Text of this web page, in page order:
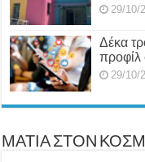
29/10/
Δέκα
προφίλ
29/10/
ΜΑΤΙΑ ΣΤΟΝ